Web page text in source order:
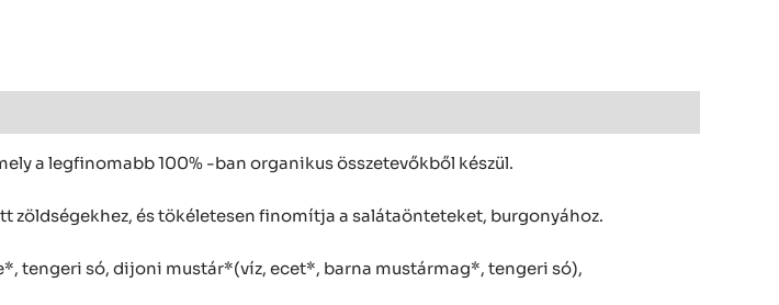
a legfinomabb 100% -ban organikus összetevőkből készül.
zöldségekhez, és tökéletesen finomítja a salátaönteteket, burgonyához.
tengeri só, dijoni mustár*(víz, ecet*, barna mustármag*, tengeri só),